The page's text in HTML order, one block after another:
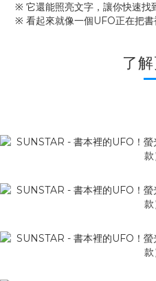
※ 它還能照亮文字，讓你快速找
※ 看起來就像一個UFO正在把書
了